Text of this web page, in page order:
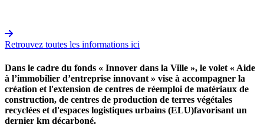
Retrouvez toutes les informations ici
Dans le cadre du fonds « Innover dans la Ville », le volet « Aide
à l’immobilier d’entreprise innovant » vise à accompagner la
création et l'extension de centres de réemploi de matériaux de
construction, de centres de production de terres végétales
recyclées et d'espaces logistiques urbains (ELU)favorisant un
dernier km décarboné.